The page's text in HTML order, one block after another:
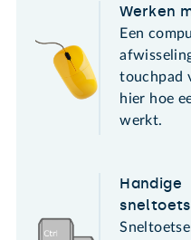
Werken
Een
touchpad
hier hoe
werkt.
Handige